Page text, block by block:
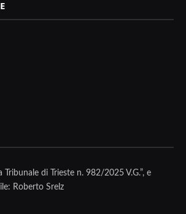
Tribunale di Trieste n. 982/2025 V.G.”, e
Roberto Srelz